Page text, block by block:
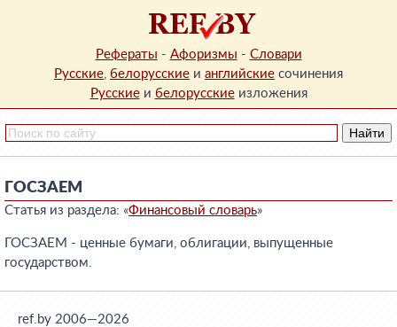
Рефераты - Афоризмы - Словари
Русские, белорусские и английские сочинения
Русскиеи белорусскиеизложения
ГОСЗАЕМ
Статья из раздела: «Финансовый словарь»
ГОСЗАЕМ - ценные бумаги, облигации, выпущенные
государством.
ref.by 2006—2026